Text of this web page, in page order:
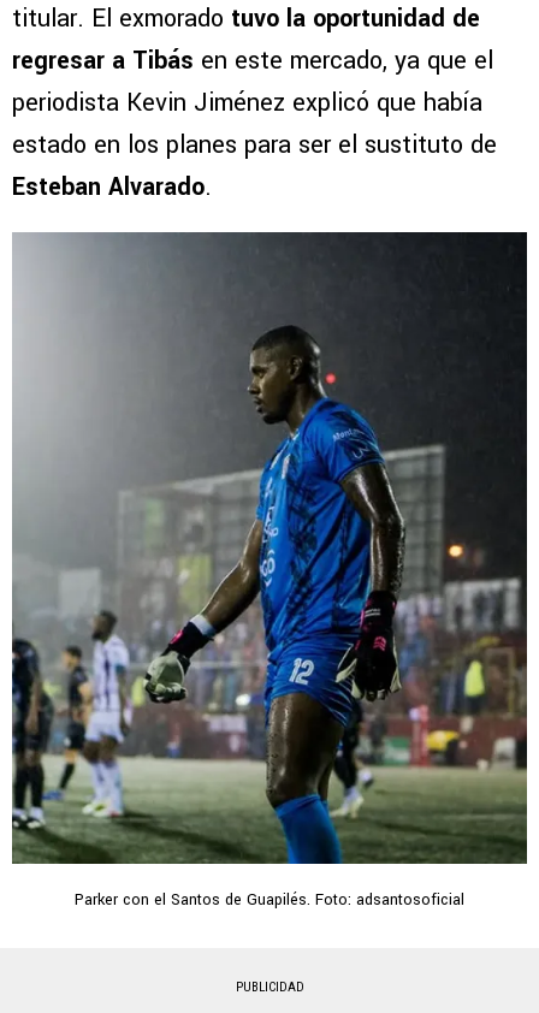
titular. El exmorado tuvo la oportunidad de
regresar a Tibás en este mercado, ya que el
periodista Kevin Jiménez explicó que había
estado en los planes para ser el sustituto de
Esteban Alvarado.
Parker con el Santos de Guapilés. Foto: adsantosoficial
PUBLICIDAD